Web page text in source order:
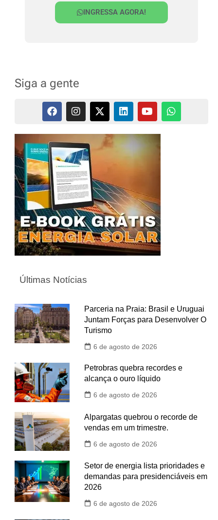
INGRESSA AGORA!
Siga a gente
Últimas Notícias
Parceria na Praia: Brasil e Uruguai
Juntam Forças para Desenvolver O
Turismo
6 de agosto de 2026
Petrobras quebra recordes e
alcança o ouro líquido
6 de agosto de 2026
Alpargatas quebrou o recorde de
vendas em um trimestre.
6 de agosto de 2026
Setor de energia lista prioridades e
demandas para presidenciáveis em
2026
6 de agosto de 2026